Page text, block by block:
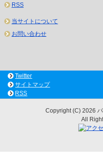
RSS
当サイトについて
お問い合わせ
Twitter
サイトマップ
RSS
Copyright (C) 2026
All